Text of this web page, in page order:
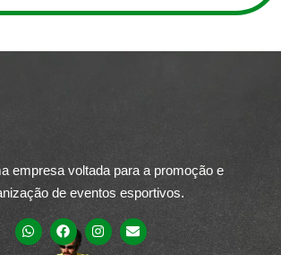
empresa voltada para a promoção e
de eventos esportivos.